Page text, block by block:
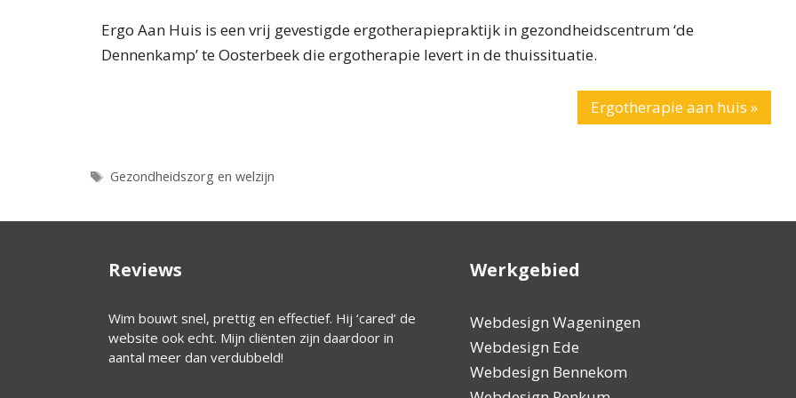
Ergo Aan Huis is een vrij gevestigde ergotherapiepraktijk in gezondheidscentrum ‘de
Dennenkamp’ te Oosterbeek die ergotherapie levert in de thuissituatie.
Ergotherapie aan huis »
Tags
Gezondheidszorg en welzijn
Reviews
Wim bouwt snel, prettig en effectief. Hij ‘cared’ de
website ook echt. Mijn cliënten zijn daardoor in
aantal meer dan verdubbeld!
Zeer goede, professionele en vriendelijke hulp.
Ook altijd heel snel met hulp, héél belangrijk!!
Ik heb
Om mijn
vlees en
Werkgebied
Webdesign Wageningen
Webdesign Ede
Webdesign Bennekom